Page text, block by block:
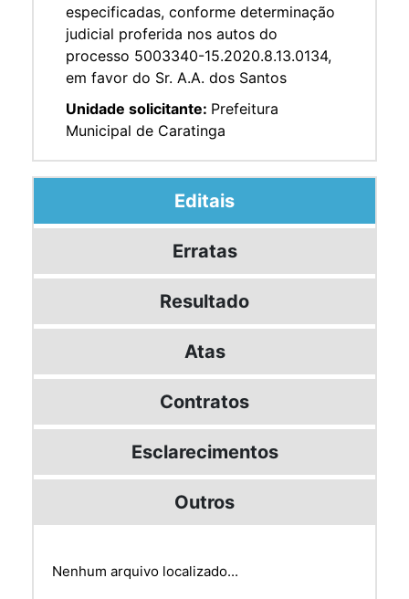
especificadas, conforme determinação
judicial proferida nos autos do
processo 5003340-15.2020.8.13.0134,
em favor do Sr. A.A. dos Santos
Unidade solicitante: Prefeitura
Municipal de Caratinga
Editais
Erratas
Resultado
Atas
Contratos
Esclarecimentos
Outros
Nenhum arquivo localizado...